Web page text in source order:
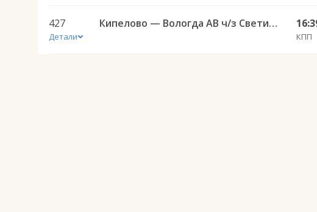
427
Детали
Кипелово — Вологда АВ ч/з Светилки 427
КПП